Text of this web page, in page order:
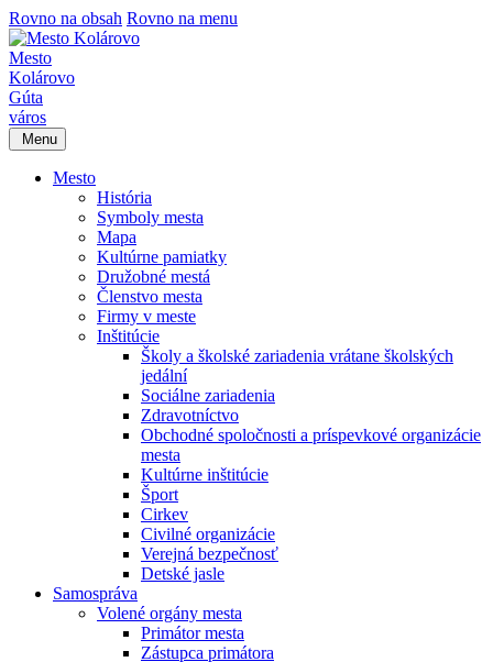
Rovno na obsah Rovno na menu
Mesto
Kolárovo
Gúta
város
Menu
Mesto
História
Symboly mesta
Mapa
Kultúrne pamiatky
Družobné mestá
Členstvo mesta
Firmy v meste
Inštitúcie
Školy a školské zariadenia vrátane školských
jedální
Sociálne zariadenia
Zdravotníctvo
Obchodné spoločnosti a príspevkové organizácie
mesta
Kultúrne inštitúcie
Šport
Cirkev
Civilné organizácie
Verejná bezpečnosť
Detské jasle
Samospráva
Volené orgány mesta
Primátor mesta
Zástupca primátora